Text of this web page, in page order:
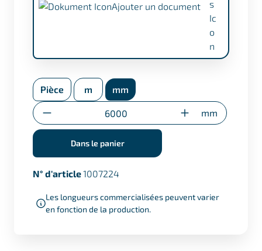
Ajouter un document
Certificat de réestampillage
Pièce m
mm
Quantité
mm
Dans le panier
N° d'article1007224
Les longueurs commercialisées peuvent varier
en fonction de la production.